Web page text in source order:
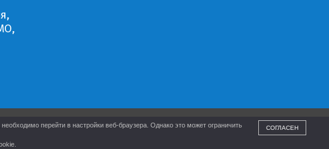
перейти в настройки веб-браузера. Однако это может ограничить
СОГЛАСЕН